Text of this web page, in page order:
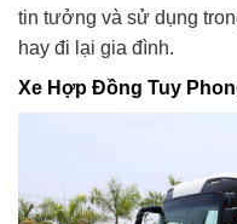
tin tưởng và sử dụng
hay đi lại gia đình.
Xe Hợp Đồng Tuy